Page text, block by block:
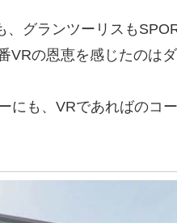
グランツーリスも
の恩恵を感じたのはダ
にも、VRであればのコ